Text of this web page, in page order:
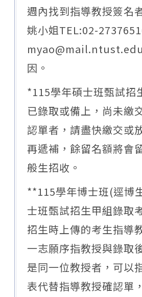
週內找到指導教授簽名
姚小姐TEL:02-
因。
*115學年碩士班甄試招
已錄取或備上，尚未繳
認單者，請盡快繳交或
再遞補，餘留名額將會
般生招收。
**115學年博士班(逕博
士班甄試招生甲組錄取
招生時上傳的考生指導
一志願序指教授與錄取
是同一位教授者，可以
表代替指導教授確認單